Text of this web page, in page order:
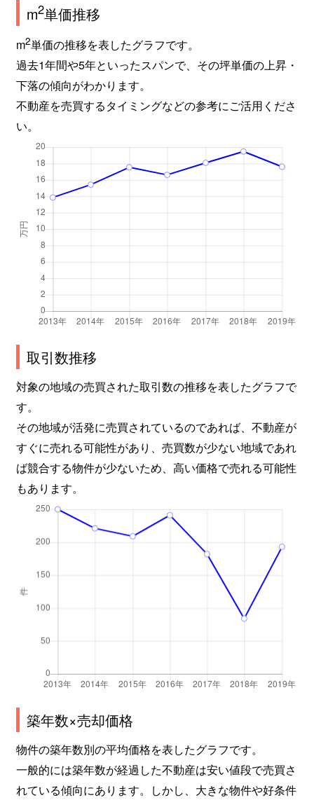
m2単価推移
m2単価の推移を表したグラフです。
過去1年間や5年といったスパンで、その坪単価の上昇・
下落の傾向がわかります。
不動産を売買するタイミングなどの参考にご活用くださ
い。
取引数推移
対象の地域の売買された取引数の推移を表したグラフで
す。
その地域が活発に売買されているのであれば、不動産が
すぐに売れる可能性があり、売買数が少ない地域であれ
ば競合する物件が少ないため、高い価格で売れる可能性
もあります。
築年数×売却価格
物件の築年数別の平均価格を表したグラフです。
一般的には築年数が経過した不動産は安い値段で売買さ
れている傾向にあります。しかし、大きな物件や好条件